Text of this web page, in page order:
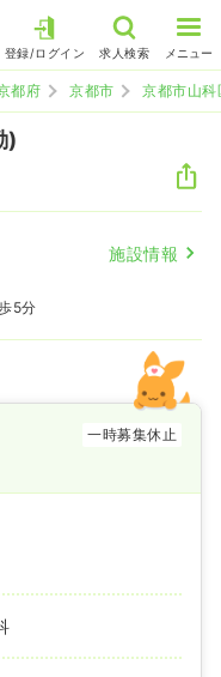
登録/ログイン 求人検索 メニュー
都府 京都市 京都市山科
)
施設情報
5分
一時募集休止